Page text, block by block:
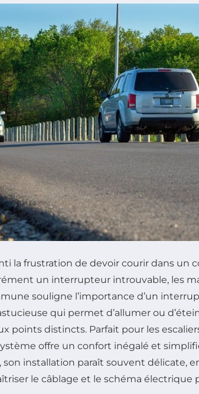
la frustration de devoir courir dans un
un interrupteur introuvable, les
souligne l’importance d’un
qui permet d’allumer ou
points distincts. Parfait pour les
offre un confort inégalé et
installation paraît souvent délicate,
le câblage et le schéma électrique